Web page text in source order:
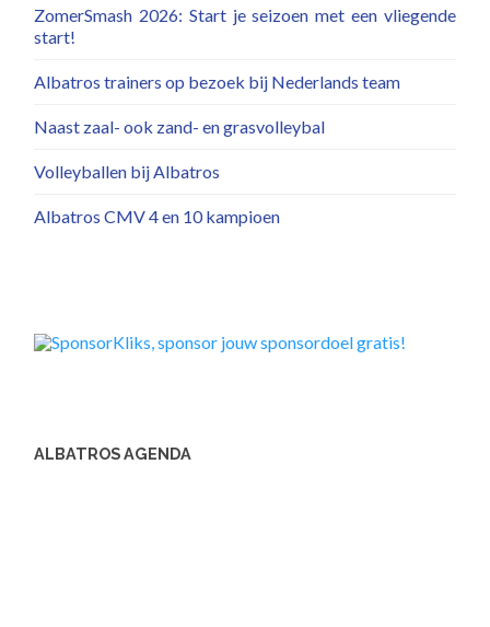
ZomerSmash 2026: Start je seizoen met een vliegende
start!
Albatros trainers op bezoek bij Nederlands team
Naast zaal- ook zand- en grasvolleybal
Volleyballen bij Albatros
Albatros CMV 4 en 10 kampioen
ALBATROS AGENDA